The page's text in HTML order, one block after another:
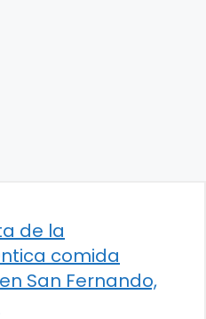
de la
comida
San Fernando,